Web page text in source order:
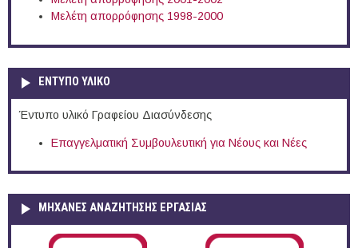
Μελέτη απορρόφησης 1998-2000
ΕΝΤΥΠΟ ΥΛΙΚΟ
Έντυπο υλικό Γραφείου Διασύνδεσης
Επαγγελματική Συμβουλευτική για Νέους και Νέες
ΜΗΧΑΝΕΣ ΑΝΑΖΗΤΗΣΗΣ ΕΡΓΑΣΙΑΣ